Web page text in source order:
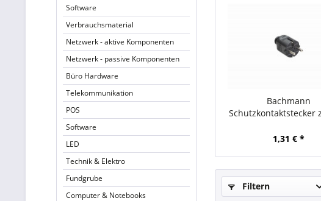
Software
Verbrauchsmaterial
Netzwerk - aktive Komponenten
Netzwerk - passive Komponenten
Büro Hardware
Telekommunikation
POS
Software
LED
Technik & Elektro
Fundgrube
Computer & Notebooks
Bachmann
Schutzkontaktstecker
1,31 € *
Filtern